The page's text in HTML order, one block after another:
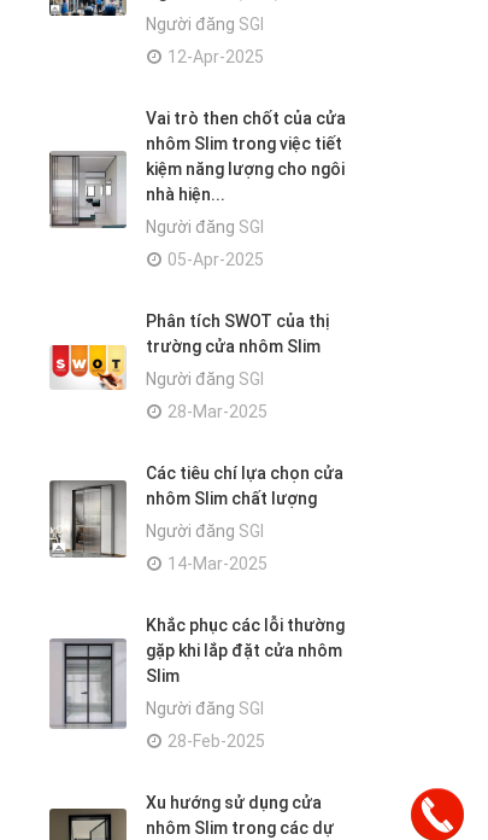
Người đăng SGI
12-Apr-2025
Vai trò then chốt của cửa
nhôm Slim trong việc tiết
kiệm năng lượng cho ngôi
nhà hiện...
Người đăng SGI
05-Apr-2025
Phân tích SWOT của thị
trường cửa nhôm Slim
Người đăng SGI
28-Mar-2025
Các tiêu chí lựa chọn cửa
nhôm Slim chất lượng
Người đăng SGI
14-Mar-2025
Khắc phục các lỗi thường
gặp khi lắp đặt cửa nhôm
Slim
Người đăng SGI
28-Feb-2025
Xu hướng sử dụng cửa
nhôm Slim trong các dự